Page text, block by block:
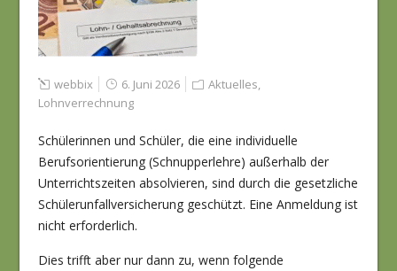
webbix 6. Juni 2026 Aktuelles,
Lohnverrechnung
Schülerinnen und Schüler, die eine individuelle
Berufsorientierung (Schnupperlehre) außerhalb der
Unterrichtszeiten absolvieren, sind durch die gesetzliche
Schülerunfallversicherung geschützt. Eine Anmeldung ist
nicht erforderlich.
Dies trifft aber nur dann zu, wenn folgende